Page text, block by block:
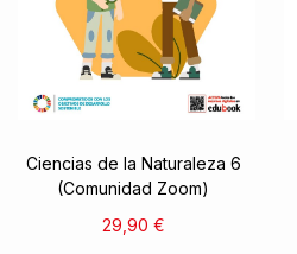
Ciencias de la Naturaleza 6
(Comunidad Zoom)
29,90 €